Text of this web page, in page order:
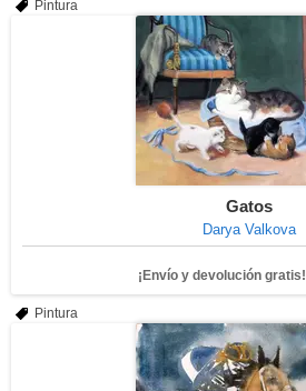
Pintura
Gatos
Darya Valkova
¡Envío y devolución gratis!
Pintura